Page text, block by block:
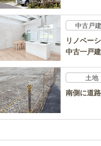
中古戸
リノベー
中古一戸
土地
南側に道